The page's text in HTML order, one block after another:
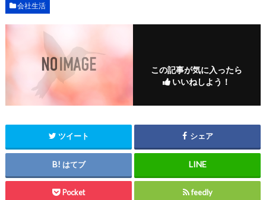
会社生活
この記事が気に入ったら
いいねしよう！
ツイート シェア
はてブ
Pocket feedly